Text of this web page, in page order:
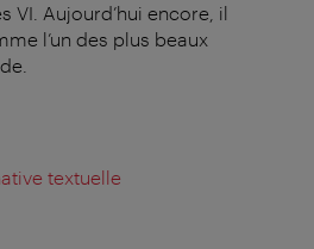
VI. Aujourd’hui encore, il
l’un des plus beaux
textuelle